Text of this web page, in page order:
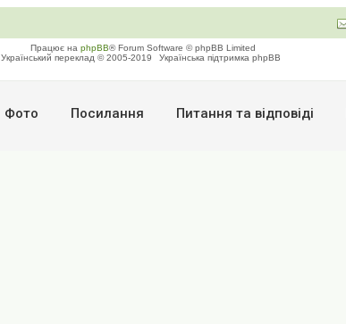
Працює на phpBB® Forum Software © phpBB Limited
Український переклад © 2005-2019
Українська підтримка phpBB
Фото Посилання Питання та вiдповiдi